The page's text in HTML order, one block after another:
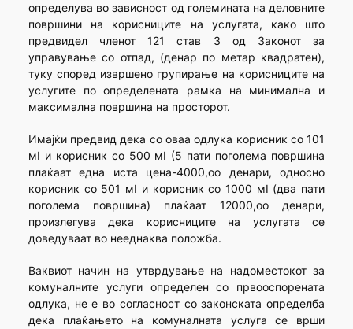
определува во зависност од големината на деловните
површини на корисниците на услугата, како што
предвидел членот 121 став 3 од Законот за
управување со отпад, (денар по метар квадратен),
туку според извршено групирање на корисниците на
услугите по определената рамка на минимална и
максимална површина на просторот.
Имајќи предвид дека со оваа одлука корисник со 101
мІ и корисник со 500 мІ (5 пати поголема површина
плаќаат една иста цена-4000,оо денари, односно
корисник со 501 мІ и корисник со 1000 мІ (два пати
поголема површина) плаќаат 12000,оо денари,
произлегува дека корисниците на услугата се
доведуваат во нееднаква положба.
Ваквиот начин на утврдување на надоместокот за
комуналните услуги определен со првооспорената
одлука, не е во согласност со законската определба
дека плаќањето на комуналната услуга се врши